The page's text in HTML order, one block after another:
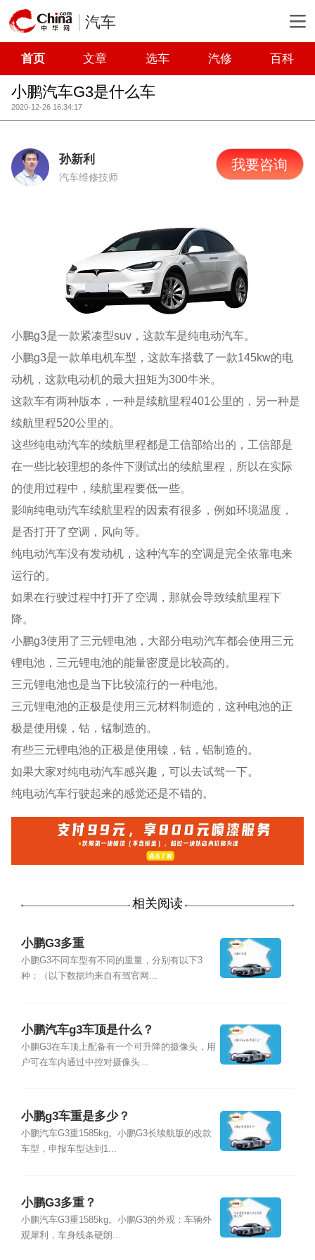
汽车
首页 文章 选车 汽修 百科
小鹏汽车G3是什么车
2020-12-26 16:34:17
孙新利
汽车维修技师
我要咨询
小鹏g3是一款紧凑型suv，这款车是纯电动汽车。
小鹏g3是一款单电机车型，这款车搭载了一款145kw的电
动机，这款电动机的最大扭矩为300牛米。
这款车有两种版本，一种是续航里程401公里的，另一种是
续航里程520公里的。
这些纯电动汽车的续航里程都是工信部给出的，工信部是
在一些比较理想的条件下测试出的续航里程，所以在实际
的使用过程中，续航里程要低一些。
影响纯电动汽车续航里程的因素有很多，例如环境温度，
是否打开了空调，风向等。
纯电动汽车没有发动机，这种汽车的空调是完全依靠电来
运行的。
如果在行驶过程中打开了空调，那就会导致续航里程下
降。
小鹏g3使用了三元锂电池，大部分电动汽车都会使用三元
锂电池，三元锂电池的能量密度是比较高的。
三元锂电池也是当下比较流行的一种电池。
三元锂电池的正极是使用三元材料制造的，这种电池的正
极是使用镍，钴，锰制造的。
有些三元锂电池的正极是使用镍，钴，铝制造的。
如果大家对纯电动汽车感兴趣，可以去试驾一下。
纯电动汽车行驶起来的感觉还是不错的。
相关阅读
小鹏G3多重
小鹏G3不同车型有不同的重量，分别有以下3
种：（以下数据均来自有驾官网...
小鹏汽车g3车顶是什么？
小鹏G3在车顶上配备有一个可升降的摄像头，用
户可在车内通过中控对摄像头...
小鹏g3车重是多少？
小鹏汽车G3重1585kg。小鹏G3长续航版的改款
车型，申报车型达到1...
小鹏G3多重？
小鹏汽车G3重1585kg。小鹏G3的外观：车辆外
观犀利，车身线条硬朗...